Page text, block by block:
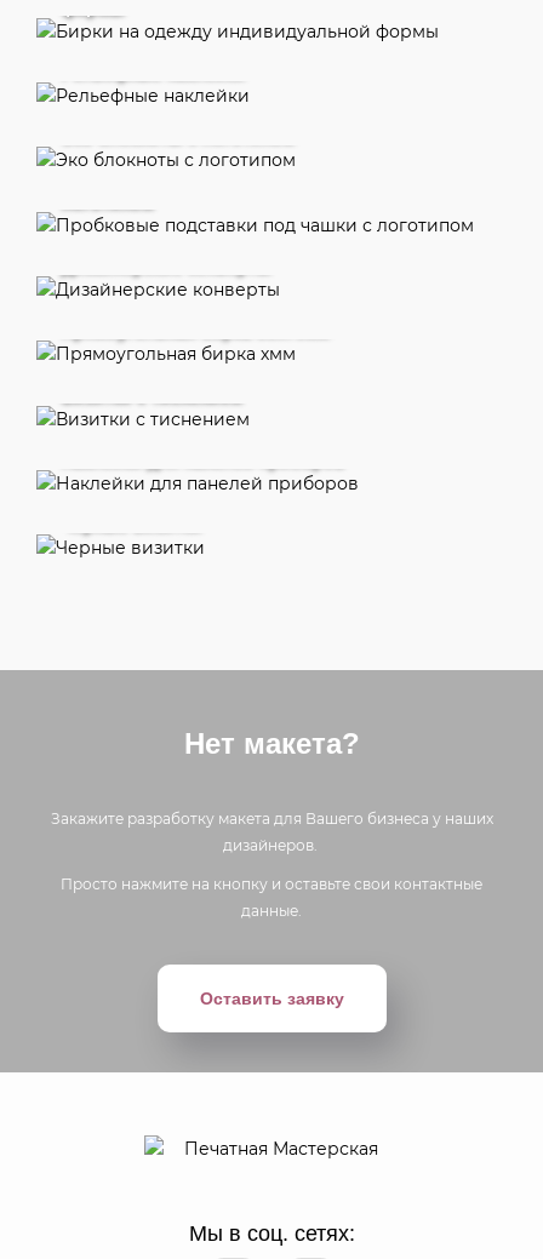
Нет макета?
Закажите разработку макета для Вашего бизнеса у наших
дизайнеров.
Просто нажмите на кнопку и оставьте свои контактные
данные.
Оставить заявку
Мы в соц. сетях: